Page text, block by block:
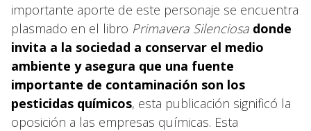
importante aporte de este personaje se encuentra
plasmado en el libro Primavera Silenciosa donde
invita a la sociedad a conservar el medio
ambiente y asegura que una fuente
importante de contaminación son los
pesticidas químicos, esta publicación significó la
oposición a las empresas químicas. Esta